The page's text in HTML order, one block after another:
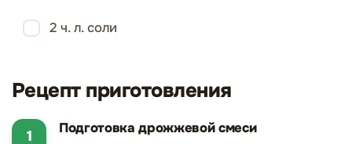
2 ч. л. соли
Рецепт приготовления
Подготовка дрожжевой смеси